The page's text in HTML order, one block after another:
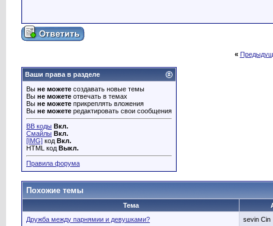
«
Ваши права в разделе
Вы не можете создавать новые темы
Вы не можете отвечать в темах
Вы не можете прикреплять вложения
Вы не можете редактировать свои сообщения
BB коды Вкл.
Смайлы Вкл.
[IMG] код Вкл.
HTML код Выкл.
Правила форума
Похожие темы
Тема
Дружба между парнямии и девушками?
sevin Cin